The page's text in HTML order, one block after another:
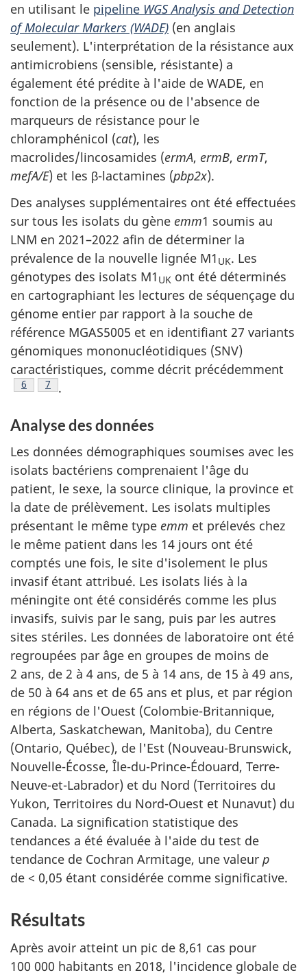
en utilisant le pipeline WGS Analysis and Detection
of Molecular Markers (WADE) (en anglais
seulement). L'interprétation de la résistance aux
antimicrobiens (sensible, résistante) a
également été prédite à l'aide de WADE, en
fonction de la présence ou de l'absence de
marqueurs de résistance pour le
chloramphénicol (cat), les
macrolides/lincosamides (ermA, ermB, ermT,
mefA/E) et les β-lactamines (pbp2x).
Des analyses supplémentaires ont été effectuées
sur tous les isolats du gène emm1 soumis au
LNM en 2021–2022 afin de déterminer la
prévalence de la nouvelle lignée M1 UK. Les
génotypes des isolats M1 UK ont été déterminés
en cartographiant les lectures de séquençage du
génome entier par rapport à la souche de
référence MGAS5005 et en identifiant 27 variants
génomiques mononucléotidiques (SNV)
caractéristiques, comme décrit précédemment
Note de bas de page
6 Note de bas de page
7 .
Analyse des données
Les données démographiques soumises avec les
isolats bactériens comprenaient l'âge du
patient, le sexe, la source clinique, la province et
la date de prélèvement. Les isolats multiples
présentant le même type emm et prélevés chez
le même patient dans les 14 jours ont été
comptés une fois, le site d'isolement le plus
invasif étant attribué. Les isolats liés à la
méningite ont été considérés comme les plus
invasifs, suivis par le sang, puis par les autres
sites stériles. Les données de laboratoire ont été
regroupées par âge en groupes de moins de
2 ans, de 2 à 4 ans, de 5 à 14 ans, de 15 à 49 ans,
de 50 à 64 ans et de 65 ans et plus, et par région
en régions de l'Ouest (Colombie-Britannique,
Alberta, Saskatchewan, Manitoba), du Centre
(Ontario, Québec), de l'Est (Nouveau-Brunswick,
Nouvelle-Écosse, Île-du-Prince-Édouard, Terre-
Neuve-et-Labrador) et du Nord (Territoires du
Yukon, Territoires du Nord-Ouest et Nunavut) du
Canada. La signification statistique des
tendances a été évaluée à l'aide du test de
tendance de Cochran Armitage, une valeur p
de < 0,05 étant considérée comme significative.
Résultats
Après avoir atteint un pic de 8,61 cas pour
100 000 habitants en 2018, l'incidence globale de